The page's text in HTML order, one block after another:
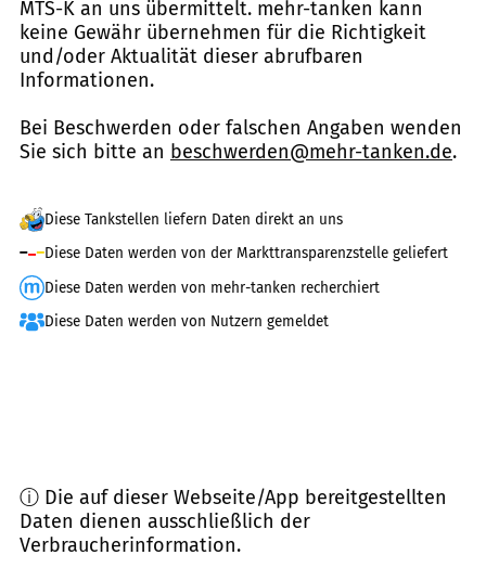
MTS-K an uns übermittelt. mehr-tanken kann
keine Gewähr übernehmen für die Richtigkeit
und/oder Aktualität dieser abrufbaren
Informationen.
Bei Beschwerden oder falschen Angaben wenden
Sie sich bitte an beschwerden@mehr-tanken.de.
Diese Tankstellen liefern Daten direkt an uns
Diese Daten werden von der Markttransparenzstelle geliefert
Diese Daten werden von mehr-tanken recherchiert
Diese Daten werden von Nutzern gemeldet
ⓘ Die auf dieser Webseite/App bereitgestellten
Daten dienen ausschließlich der
Verbraucherinformation.